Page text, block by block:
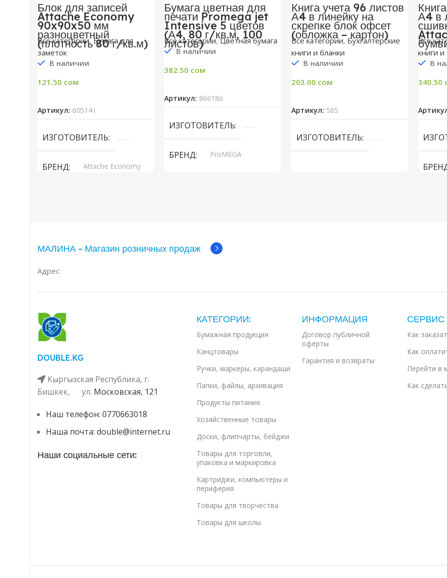
Блок для записей
Attache Economy
90x90x50 мм
разноцветный
(плотность 80 г/кв.м)
Все категории, Бумага для
заметок
В наличии
121.50 сом
Артикул: 605141
ИЗГОТОВИТЕЛЬ
БРЕНД Attache Economy
Бумага цветная для
печати Promega jet
Intensive 5 цветов
(А4, 80 г/кв.м, 100
листов)
Все категории,Цветная бумага
В наличии
382.50 сом
Артикул: 866186
ИЗГОТОВИТЕЛЬ
БРЕНД ProMEGA
Книга учета 96 листов
А4 в линейку на
скрепке блок офсет
(обложка – картон)
Все категории, Бухгалтерские
книги и бланки
В наличии
203.00 сом
Артикул: 585
ИЗГОТОВИТЕЛЬ
А4 в
Все
книги и
В
340.50
МАЛИНА - Магазин розничных продаж
Адрес:
DOUBLE.KG
Кыргызская Республика, г.
Бишкек, ул. ​ Московская, 121
Наш телефон: 0770663018
Наша почта: double@internet.ru
Наши социальные сети:
КАТЕГОРИИ:
Бумажная продукция
Канцтовары
Ручки, маркеры, карандаши
Папки, файлы, архивация
Продукты питания
Хозяйственные товары
Доски, флипчарты, бейджи
Товары для торговли,
упаковка и маркировка
Картриджи, компьютеры и
периферия
Товары для творчества
Товары для школы
ИНФОРМАЦИЯ
Договор публичной
оферты
Гарантия и возвраты
СЕРВИС
Как
Как
Перейти в
Как